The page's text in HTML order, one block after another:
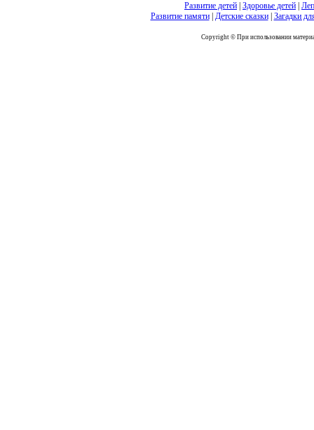
Развитие детей Здоровье детей
Развитие памяти| Детские сказки| Загадки
Copyright © При использовании